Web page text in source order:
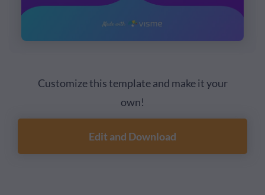
Customize this template and make it your
own!
Edit and Download